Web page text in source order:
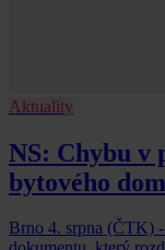
Aktuality
NS: Chybu v
bytového
Brno 4. srpna (ČTK)